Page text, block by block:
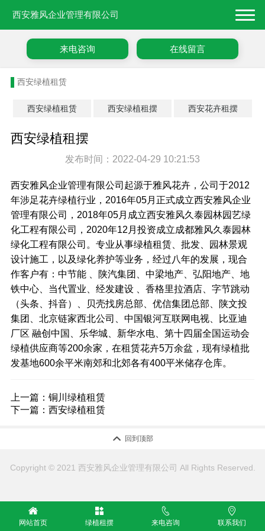
西安雅风企业管理有限公司
来电咨询 在线留言
西安绿植租赁
西安绿植租赁 西安绿植租摆 西安花卉租摆
西安绿植租摆
发布时间：2022-04-29 10:21:53
西安雅风企业管理有限公司起源于雅风花卉，公司于2012
年涉足花卉绿植行业，2016年05月正式成立西安雅风企业
管理有限公司，2018年05月成立西安雅风久泰园林园艺绿
化工程有限公司，2020年12月投资成立成都雅风久泰园林
绿化工程有限公司。专业从事绿植租赁、批发、园林景观
设计施工，以及绿化养护等业务，经过八年的发展，现合
作客户有：中节能 、陕汽集团、中梁地产、弘阳地产、地
铁中心、当代置业、经发建设 、香格里拉酒店、字节跳动
（头条、抖音）、贝壳找房总部、优信集团总部、陕文投
集团、北京链家西北公司、中国银河互联网电视、比亚迪
厂区 融创中国、乐华城、新华水电、第十四届全国运动会
绿植供应商等200余家，在租赁花卉5万余盆，现有绿植批
发基地600余平米南郊和北郊各有400平米储存仓库。
上一篇： 铜川绿植租赁
下一篇： 西安绿植租赁
 回到顶部
Copyright © 2021 西安雅风企业管理有限公司 All Rights Reserved.

网站首页

绿植租摆

来电咨询

联系我们